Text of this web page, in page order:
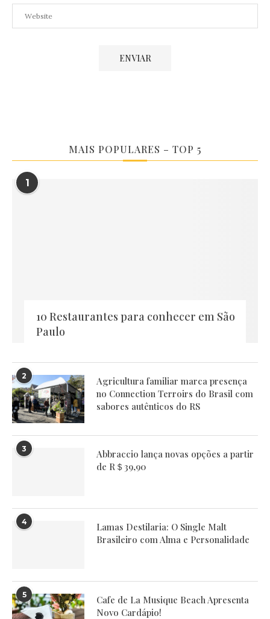
MAIS POPULARES – TOP 5
1
10 Restaurantes para conhecer em São
Paulo
2
Agricultura familiar marca presença
no Connection Terroirs do Brasil com
sabores autênticos do RS
3
Abbraccio lança novas opções a partir
de R＄39,90
4
Lamas Destilaria: O Single Malt
Brasileiro com Alma e Personalidade
5
Cafe de La Musique Beach Apresenta
Novo Cardápio!